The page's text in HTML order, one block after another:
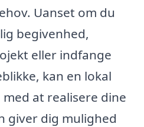
Uanset om du
begivenhed,
eller indfange
kan en lokal
at realisere dine
giver dig mulighed